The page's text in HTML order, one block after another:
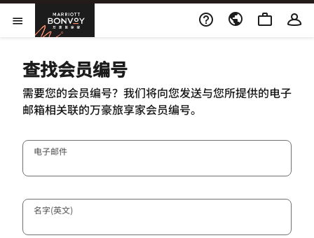
Skip to Content
打开菜单
万豪旅享家
查找会员编号
需要您的会员编号？我们将向您发送与您所提供的电子
邮箱相关联的万豪旅享家会员编号。
电子邮件
名字(英文)